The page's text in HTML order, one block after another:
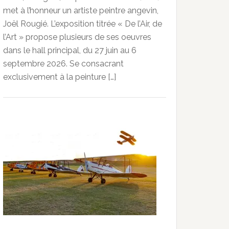
met à l’honneur un artiste peintre angevin,
Joël Rougié. L’exposition titrée « De l’Air, de
l’Art » propose plusieurs de ses oeuvres
dans le hall principal, du 27 juin au 6
septembre 2026. Se consacrant
exclusivement à la peinture […]